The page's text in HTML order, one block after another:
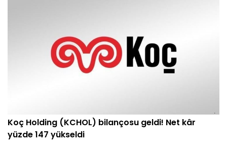
Koç Holding (KCHOL) bilançosu geldi! Net kâr
yüzde 147 yükseldi